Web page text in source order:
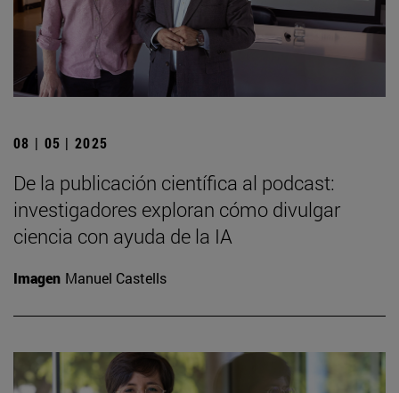
08 | 05 | 2025
De la publicación científica al podcast:
investigadores exploran cómo divulgar
ciencia con ayuda de la IA
Imagen Manuel Castells